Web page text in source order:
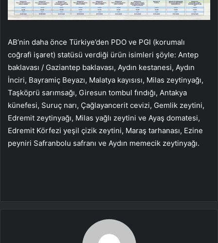
AB’nin daha önce Türkiye’den PDO ve PGI (korumalı
coğrafi işaret) statüsü verdiği ürün isimleri şöyle: Antep
baklavası / Gaziantep baklavası, Aydın kestanesi, Aydın
İnciri, Bayramiç Beyazı, Malatya kayısısı, Milas zeytinyağı,
Taşköprü sarımsağı, Giresun tombul fındığı, Antakya
künefesi, Suruç narı, Çağlayancerit cevizi, Gemlik zeytini,
Edremit zeytinyağı, Milas yağlı zeytini ve Ayaş domatesi,
Edremit Körfezi yeşil çizik zeytini, Maraş tarhanası, Ezine
peyniri Safranbolu safranı ve Aydın memecik zeytinyağı.